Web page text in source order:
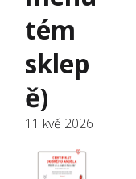
tém
sklep
ě)
11 kvě 2026